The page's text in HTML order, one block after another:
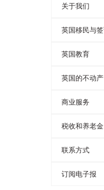
关于我们
英国移民与
英国教育
英国的不动产
商业服务
税收和养老金
联系方式
订阅电子报